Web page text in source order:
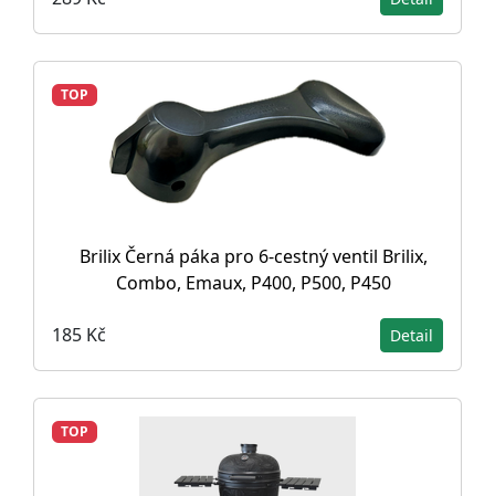
TOP
Brilix Černá páka pro 6-cestný ventil Brilix,
Combo, Emaux, P400, P500, P450
185 Kč Detail
TOP